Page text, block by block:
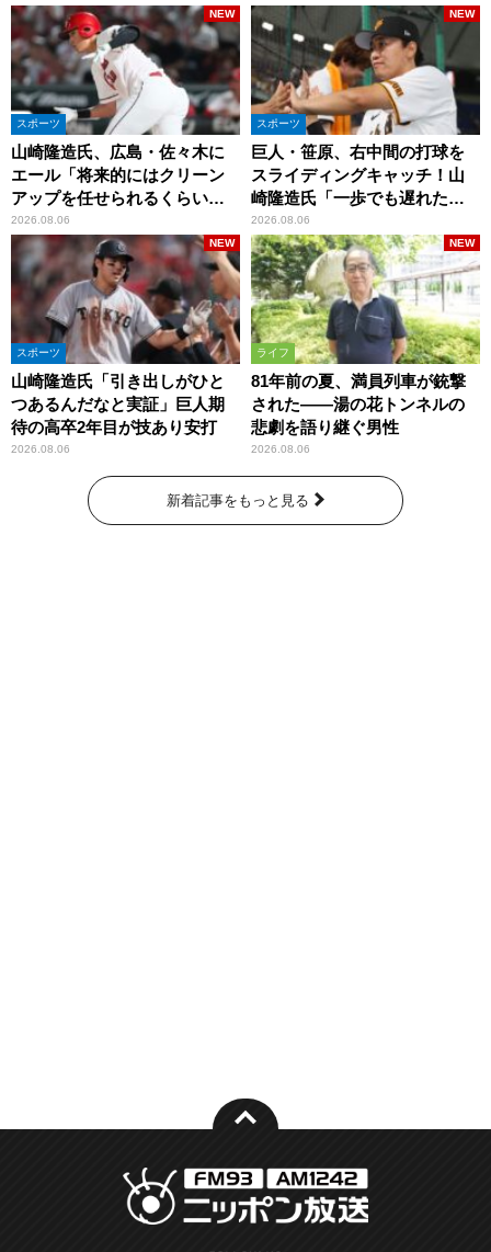
スポーツ
山崎隆造氏、広島・佐々木に
エール「将来的にはクリーン
アップを任せられるくらいま
では成長して」
2026.08.06
NEW
スポーツ
巨人・笹原、右中間の打球を
スライディングキャッチ！山
崎隆造氏「一歩でも遅れた
ら…」
2026.08.06
NEW
スポーツ
山崎隆造氏「引き出しがひと
つあるんだなと実証」巨人期
待の高卒2年目が技あり安打
2026.08.06
NEW
ライフ
81年前の夏、満員列車が銃撃
された――湯の花トンネルの
悲劇を語り継ぐ男性
2026.08.06
NEW
新着記事をもっと見る